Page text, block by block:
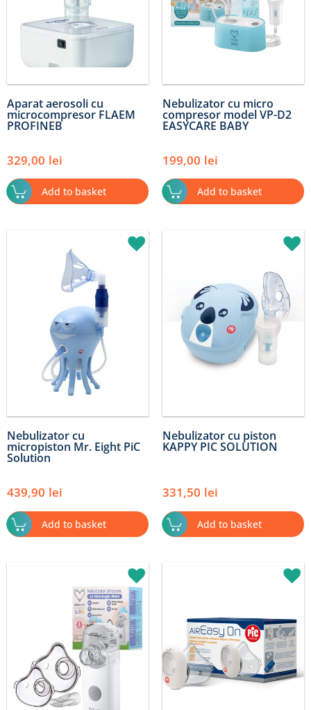
Aparat aerosoli cu
microcompresor FLAEM
PROFINEB
329,00 lei
Add to basket
Nebulizator cu micro
compresor model VP-D2
EASYCARE BABY
199,00 lei
Add to basket
Nebulizator cu
micropiston Mr. Eight PiC
Solution
439,90 lei
Add to basket
Nebulizator cu piston
KAPPY PIC SOLUTION
331,50 lei
Add to basket